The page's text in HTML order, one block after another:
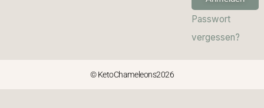
Passwort
vergessen?
© KetoChameleons2026